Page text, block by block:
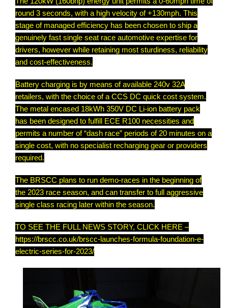
round 3 seconds, with a high velocity of +130mph. This
stage of managed efficiency has been chosen to ship a
genuinely fast single seat race automotive expertise for
drivers, however while retaining most sturdiness, reliability
and cost-effectiveness.
Battery charging is by means of available 240v 32A
retailers, with the choice of a CCS DC quick cost system.
The metal encased 18kWh 350V DC Li-ion battery pack
has been designed to fulfill ECE R100 necessities and
permits a number of “dash race” periods of 20 minutes on a
single cost, with no specialist recharging gear or providers
required.
The BRSCC plans to run demo-races in the beginning of
the 2023 race season, and can transfer to full aggressive
single class racing later within the season.
TO SEE THE FULL NEWS STORY, CLICK HERE –
https://brscc.co.uk/brscc-launches-formula-foundation-e-
electric-series-for-2023/